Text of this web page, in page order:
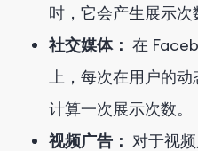
时，它会产生展示次
社交媒体： 在
上，每次在用户的
计算一次展示次数。
视频广告： 对于视